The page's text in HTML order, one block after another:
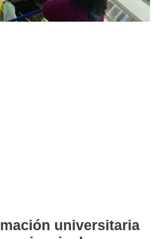
universitaria